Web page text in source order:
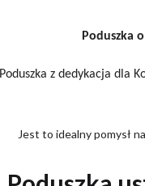
Poduszka
Poduszka z dedykacja dla
Jest to idealny pomysł